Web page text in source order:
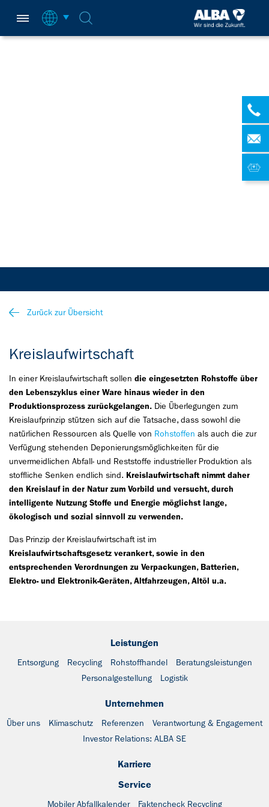
Zurück zur Übersicht
Kreislaufwirtschaft
In einer Kreislaufwirtschaft sollen die eingesetzten Rohstoffe über
den Lebenszyklus einer Ware hinaus wieder in den
Produktionsprozess zurückgelangen. Die Überlegungen zum
Kreislaufprinzip stützen sich auf die Tatsache, dass sowohl die
natürlichen Ressourcen als Quelle von Rohstoffen als auch die zur
Verfügung stehenden Deponierungsmöglichkeiten für die
unvermeidlichen Abfall- und Reststoffe industrieller Produktion als
stoffliche Senken endlich sind. Kreislaufwirtschaft nimmt daher
den Kreislauf in der Natur zum Vorbild und versucht, durch
intelligente Nutzung Stoffe und Energie möglichst lange,
ökologisch und sozial sinnvoll zu verwenden.
Das Prinzip der Kreislaufwirtschaft ist im
Kreislaufwirtschaftsgesetz verankert, sowie in den
entsprechenden Verordnungen zu Verpackungen, Batterien,
Elektro- und Elektronik-Geräten, Altfahrzeugen, Altöl u.a.
Leistungen
Entsorgung Recycling Rohstoffhandel
Beratungsleistungen
Personalgestellung
Logistik
Unternehmen
Über uns Klimaschutz Referenzen
Verantwortung & Engagement
Investor Relations: ALBA SE
Karriere
Service
Mobiler Abfallkalender Faktencheck Recycling